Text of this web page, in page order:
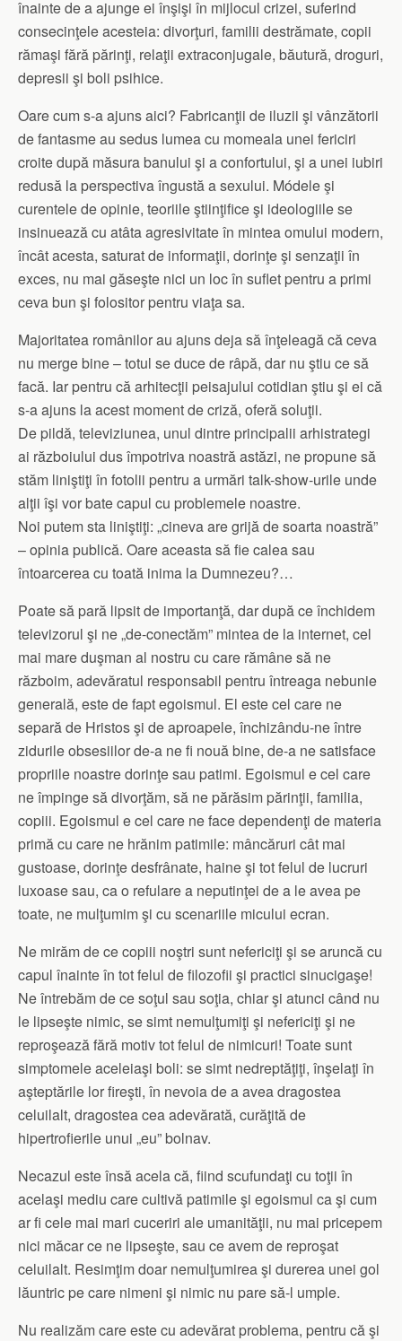
înainte de a ajunge ei înşişi în mijlocul crizei, suferind
consecinţele acesteia: divorţuri, familii destrămate, copii
rămaşi fără părinţi, relaţii extraconjugale, băutură, droguri,
depresii şi boli psihice.
Oare cum s-a ajuns aici? Fabricanţii de iluzii şi vânzătorii
de fantasme au sedus lumea cu momeala unei fericiri
croite după măsura banului şi a confortului, şi a unei iubiri
redusă la perspectiva îngustă a sexului. Módele şi
curentele de opinie, teoriile ştiinţifice şi ideologiile se
insinuează cu atâta agresivitate în mintea omului modern,
încât acesta, saturat de informaţii, dorinţe şi senzaţii în
exces, nu mai găseşte nici un loc în suflet pentru a primi
ceva bun şi folositor pentru viaţa sa.
Majoritatea românilor au ajuns deja să înţeleagă că ceva
nu merge bine – totul se duce de râpă, dar nu ştiu ce să
facă. Iar pentru că arhitecţii peisajului cotidian ştiu şi ei că
s-a ajuns la acest moment de criză, oferă soluţii.
De pildă, televiziunea, unul dintre principalii arhistrategi
ai războiului dus împotriva noastră astăzi, ne propune să
stăm liniştiţi în fotolii pentru a urmări talk-show-urile unde
alţii îşi vor bate capul cu problemele noastre.
Noi putem sta liniştiţi: „cineva are grijă de soarta noastră”
– opinia publică. Oare aceasta să fie calea sau
întoarcerea cu toată inima la Dumnezeu?…
Poate să pară lipsit de importanţă, dar după ce închidem
televizorul şi ne „de-conectăm” mintea de la internet, cel
mai mare duşman al nostru cu care rămâne să ne
războim, adevăratul responsabil pentru întreaga nebunie
generală, este de fapt egoismul. El este cel care ne
separă de Hristos şi de aproapele, închizându-ne între
zidurile obsesiilor de-a ne fi nouă bine, de-a ne satisface
propriile noastre dorinţe sau patimi. Egoismul e cel care
ne împinge să divorţăm, să ne părăsim părinţii, familia,
copiii. Egoismul e cel care ne face dependenţi de materia
primă cu care ne hrănim patimile: mâncăruri cât mai
gustoase, dorinţe desfrânate, haine şi tot felul de lucruri
luxoase sau, ca o refulare a neputinţei de a le avea pe
toate, ne mulţumim şi cu scenariile micului ecran.
Ne mirăm de ce copiii noştri sunt nefericiţi şi se aruncă cu
capul înainte în tot felul de filozofii şi practici sinucigaşe!
Ne întrebăm de ce soţul sau soţia, chiar şi atunci când nu
le lipseşte nimic, se simt nemulţumiţi şi nefericiţi şi ne
reproşează fără motiv tot felul de nimicuri! Toate sunt
simptomele aceleiaşi boli: se simt nedreptăţiţi, înşelaţi în
aşteptările lor fireşti, în nevoia de a avea dragostea
celuilalt, dragostea cea adevărată, curăţită de
hipertrofierile unui „eu” bolnav.
Necazul este însă acela că, fiind scufundaţi cu toţii în
acelaşi mediu care cultivă patimile şi egoismul ca şi cum
ar fi cele mai mari cuceriri ale umanităţii, nu mai pricepem
nici măcar ce ne lipseşte, sau ce avem de reproşat
celuilalt. Resimţim doar nemulţumirea şi durerea unei gol
lăuntric pe care nimeni şi nimic nu pare să-l umple.
Nu realizăm care este cu adevărat problema, pentru că şi